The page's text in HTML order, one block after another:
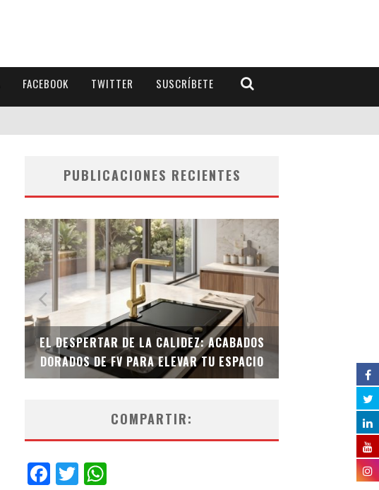
FACEBOOK TWITTER SUSCRÍBETE
PUBLICACIONES RECIENTES
EL DESPERTAR DE LA CALIDEZ: ACABADOS
DORADOS DE FV PARA ELEVAR TU ESPACIO
EL INODORO
COMPARTIR:
Facebook
Twitter